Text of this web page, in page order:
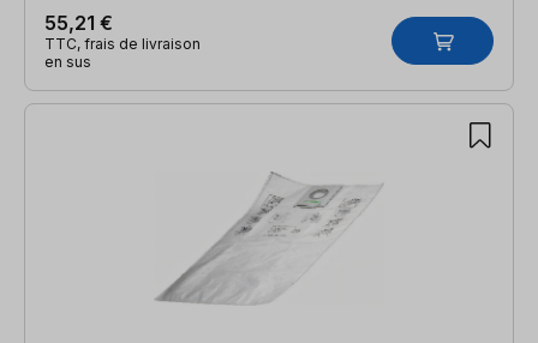
55,21 €
TTC, frais de livraison
en sus